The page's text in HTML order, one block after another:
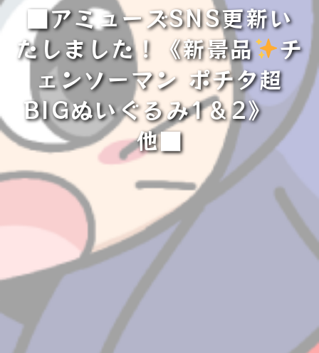
■アミューズSNS更新い
たしました！《新景品
チ
ェンソーマン ポチタ超
BIGぬいぐるみ1＆2》
他■